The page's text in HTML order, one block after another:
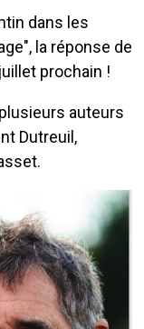
dans les
la réponse de
prochain !
auteurs
Dutreuil,